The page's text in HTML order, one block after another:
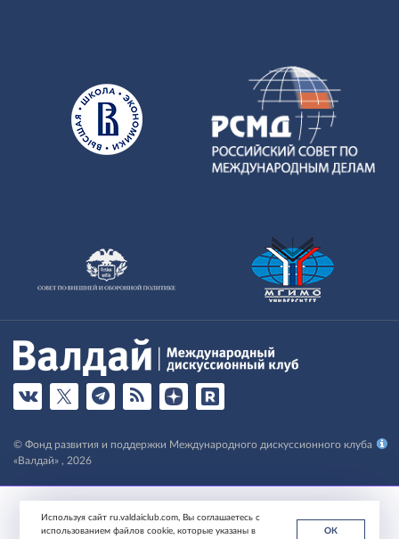
Используя сайт ru.valdaiclub.com, Вы соглашаетесь с
использованием файлов cookie, которые указаны в
ОК
© Фонд развития и поддержки Международного дискуссионного клуба
«Валдай» , 2026